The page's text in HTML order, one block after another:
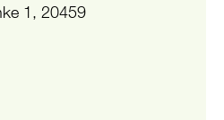
1, 20459